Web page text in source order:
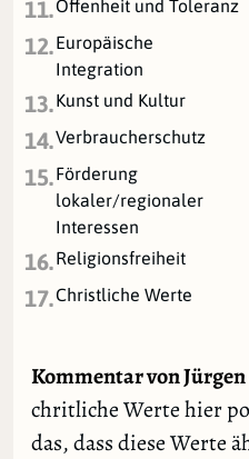
11.Offenheit und Toleranz
12.Europäische
Integration
13.Kunst und Kultur
14.Verbraucherschutz
15.Förderung
lokaler/regionaler
Interessen
16.Religionsfreiheit
17.Christliche Werte
Kommentar von Jürgen
chritliche Werte hier
das, dass diese Werte